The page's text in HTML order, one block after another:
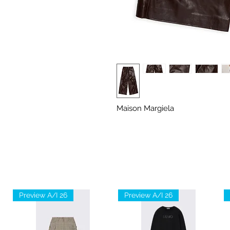
Maison Margiela
Preview A/I 26 Preview A/I 26